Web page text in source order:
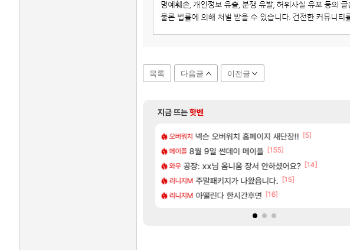
목록 다음글 이전글
지금 뜨는핫벤
오버워치 넥슨 오버워치 홈페이지 새단장!! [5]
메이플 8월 9일 썬데이 메이플 [155]
와우 공장: xx님 옴니움 장서 안하셨어요? [14]
리니지M 주말패키지가 나왔읍니다. [15]
리니지M 아떨린다 한시간후면 [16]
아스오라 아스오라 성우 정보 및 출연작 모음
아스오라 아키츠 아키나 성우 정보 및 주요 필모
비스트 모든 성소 위치 공략 (40개) - 귀환한 영혼 도전과제
리밋제로 프롤로그 테스트를 마치고.. (feat. 리아)
비스트 모든 바우에라 업그레이드 아이템 획득 위치 공략 (89개)